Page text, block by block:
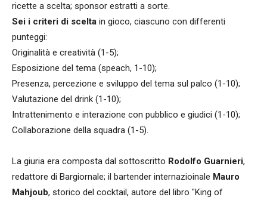
ricette a scelta; sponsor estratti a sorte.
Sei i criteri di scelta in gioco, ciascuno con differenti
punteggi:
Originalità e creatività (1-5);
Esposizione del tema (speach, 1-10);
Presenza, percezione e sviluppo del tema sul palco (1-10);
Valutazione del drink (1-10);
Intrattenimento e interazione con pubblico e giudici (1-10);
Collaborazione della squadra (1-5).
La giuria era composta dal sottoscritto Rodolfo Guarnieri,
redattore di Bargiornale; il bartender internazioinale Mauro
Mahjoub, storico del cocktail, autore del libro "King of